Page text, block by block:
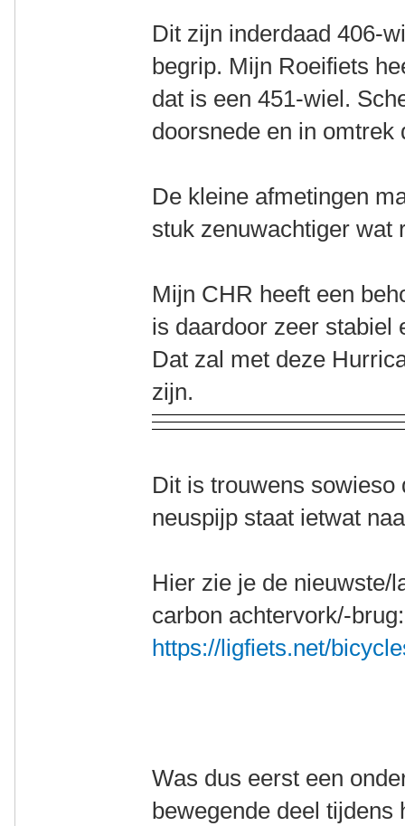
Dit zijn inderdaad 406-
begrip. Mijn Roeifiets
dat is een 451-wiel.
doorsnede en in
De kleine afmetingen
stuk zenuwachtiger wat
Mijn CHR heeft een
is daardoor zeer stabiel
Dat zal met deze
zijn.
Dit is trouwens
neuspijp staat ietwat
Hier zie je de nieuwste/
carbon achtervork/-
https://ligfiets.net/
Was dus eerst een
bewegende deel tijdens